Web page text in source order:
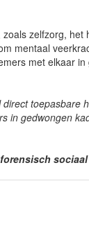
zelfzorg, het
mentaal
met elkaar
toepasbare
in gedwongen